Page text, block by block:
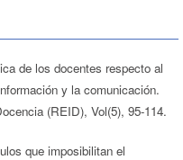
de los docentes respecto al
y la comunicación.
(REID), Vol(5), 95-114.
que imposibilitan el